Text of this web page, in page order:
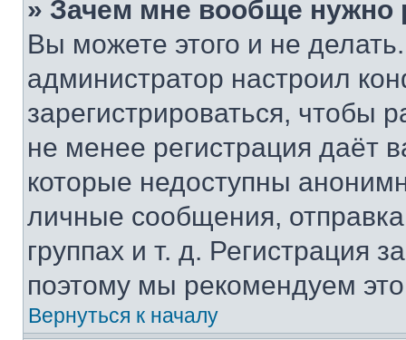
» Зачем мне вообще нужно
Вы можете этого и не
администратор настроил
зарегистрироваться, чтобы
не менее регистрация даёт
которые недоступны
личные сообщения,
группах и т. д. Регистрация
поэтому мы рекомендуем
Вернуться к началу